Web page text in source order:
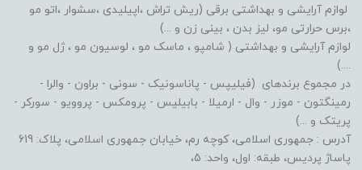
لوازم آرایشی و بهداشتی برقی (ریش تراش ،اپیلیدی ،سشوار ،اتو مو
،برس حرارتی مو، لیز بدن ، بینی زن و ...)
لوازم آرایشی و بهداشتی ( شامپو ، ماسک مو ، لوسیون مو ، ژل مو و
....)
در مجموع برندهای (فیلیپس - پاناسونیک - سونی - براون - والرا -
رمینگتون - موزر - وال - ارمیلا - بابیلیس - پرومکس - پروویو - سورکر -
پریتک و ...)
آدرس : جمهوری اسلامی، کوچه رم، خیابان جمهوری اسلامی، پلاک: 619
پاساژ پردیس، طبقه: اول، واحد: 5،